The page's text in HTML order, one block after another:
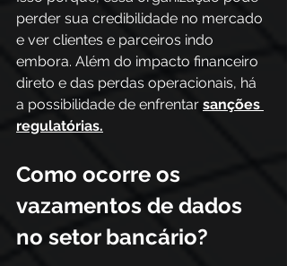
perder sua credibilidade no mercado
e ver clientes e parceiros indo
embora. Além do impacto financeiro
direto e das perdas operacionais, há
a possibilidade de enfrentar sanções
regulatórias.
Como ocorre os
vazamentos de dados
no setor bancário?